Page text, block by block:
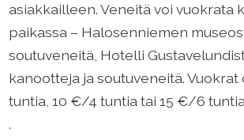
asiakkailleen. Veneitä voi vuokrata
paikassa – Halosenniemen
soutuveneitä, Hotelli
kanootteja ja soutuveneitä.
tuntia, 10 €/4 tuntia tai 15 €/6
.